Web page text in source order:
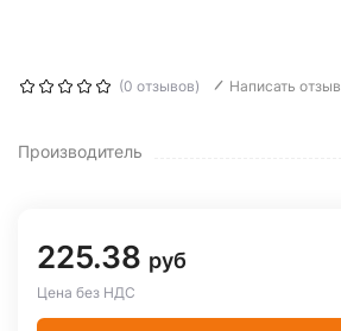
(0 отзывов) Написать отзыв
Производитель
225.38 руб
Цена без НДС